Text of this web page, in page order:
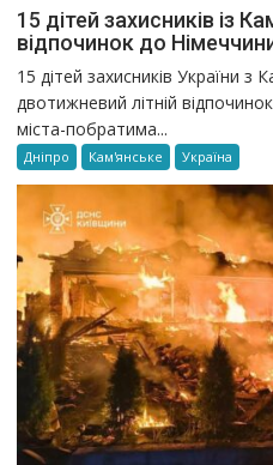
15 дітей захисників із
відпочинок до
15 дітей захисників України з
двотижневий літній
міста-побратима...
Дніпро Кам'янське Україна